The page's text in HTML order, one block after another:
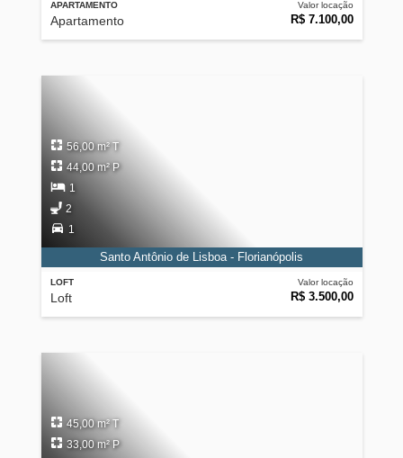
APARTAMENTO
Apartamento
Valor locação
R$ 7.100,00
LOFT
Loft
Valor locação
R$ 3.500,00
56,00 m² T
44,00 m² P
1
2
1
Santo Antônio de Lisboa - Florianópolis
45,00 m² T
33,00 m² P